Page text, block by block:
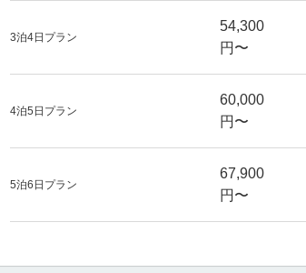
3泊4日プラン
54,300
円〜
4泊5日プラン
60,000
円〜
5泊6日プラン
67,900
円〜